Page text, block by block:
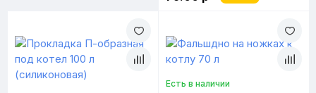
Есть в наличии